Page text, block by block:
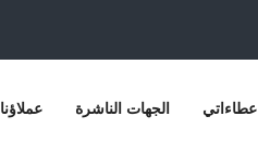
عطاءاتي الجهات الناشرة عملاؤنا